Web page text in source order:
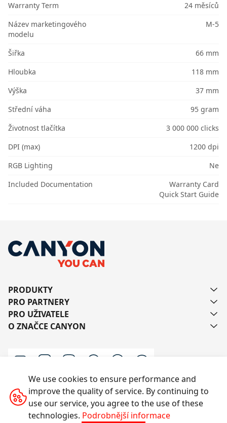
Warranty Term
24 měsíců
Název marketingového
modelu
M-5
Šiřka
66 mm
Hloubka
118 mm
Výška
37 mm
Střední váha
95 gram
Životnost tlačítka
3 000 000 clicks
DPI (max)
1200 dpi
RGB Lighting
Ne
Included Documentation
Warranty Card
Quick Start Guide
PRODUKTY
PRO PARTNERY
PRO UŽIVATELE
O ZNAČCE CANYON
Kontaktujte nás
We use cookies to ensure performance and
improve the quality of service. By continuing to
use our service, you agree to the use of these
technologies. Podrobnější informace